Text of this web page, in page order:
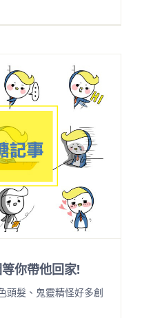
你帶他回家!
頭髮、鬼靈精怪好多創